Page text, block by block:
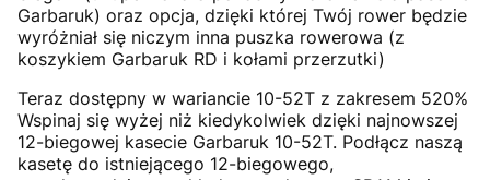
Garbaruk) oraz opcja, dzięki której Twój rower będzie
wyróżniał się niczym inna puszka rowerowa (z
koszykiem Garbaruk RD i kołami przerzutki)
Teraz dostępny w wariancie 10-52T z zakresem 520%
Wspinaj się wyżej niż kiedykolwiek dzięki najnowszej
12-biegowej kasecie Garbaruk 10-52T. Podłącz naszą
kasetę do istniejącego 12-biegowego,